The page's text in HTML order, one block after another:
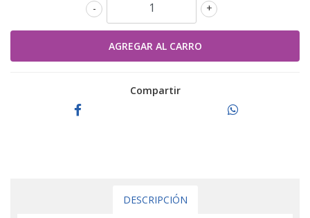
+
-
Compartir
DESCRIPCIÓN